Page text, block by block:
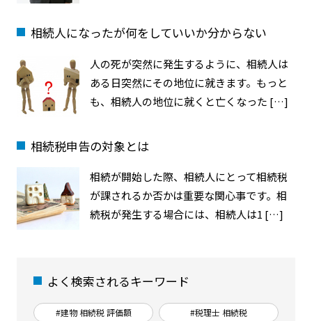
相続人になったが何をしていいか分からない
人の死が突然に発生するように、相続人は
ある日突然にその地位に就きます。もっと
も、相続人の地位に就くと亡くなった […]
相続税申告の対象とは
相続が開始した際、相続人にとって相続税
が課されるか否かは重要な関心事です。相
続税が発生する場合には、相続人は1 […]
よく検索されるキーワード
#建物 相続税 評価額 #税理士 相続税